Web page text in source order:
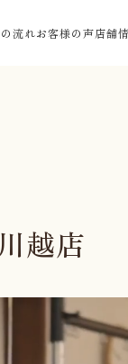
流れお客様の声店舗
越店